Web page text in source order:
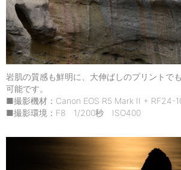
岩肌の質感も鮮明に、大伸ばしのプリントで
可能です。
■撮影機材：Canon EOS R5 Mark II + RF24-
■撮影環境：F8 1/200秒 ISO400